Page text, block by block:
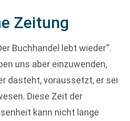
Zeitung
Buchhandel lebt wieder“.
uns aber einzuwenden,
dasteht, voraussetzt, er sei
Diese Zeit der
kann nicht lange